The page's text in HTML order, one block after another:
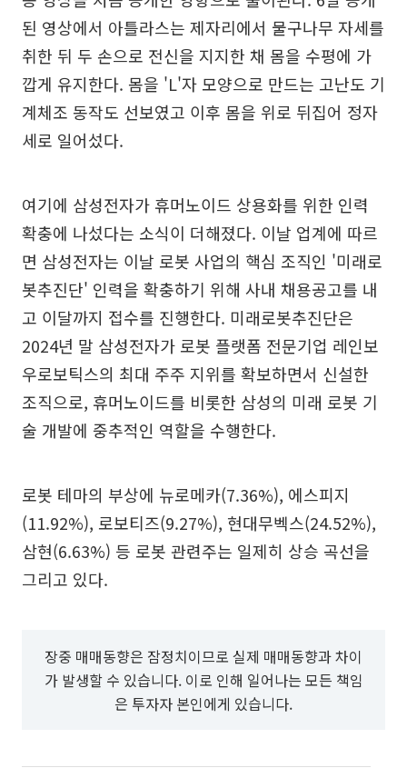
된 영상에서 아틀라스는 제자리에서 물구나무 자세를
취한 뒤 두 손으로 전신을 지지한 채 몸을 수평에 가
깝게 유지한다. 몸을 'L'자 모양으로 만드는 고난도 기
계체조 동작도 선보였고 이후 몸을 위로 뒤집어 정자
세로 일어섰다.
여기에 삼성전자가 휴머노이드 상용화를 위한 인력
확충에 나섰다는 소식이 더해졌다. 이날 업계에 따르
면 삼성전자는 이날 로봇 사업의 핵심 조직인 '미래로
봇추진단' 인력을 확충하기 위해 사내 채용공고를 내
고 이달까지 접수를 진행한다. 미래로봇추진단은
2024년 말 삼성전자가 로봇 플랫폼 전문기업 레인보
우로보틱스의 최대 주주 지위를 확보하면서 신설한
조직으로, 휴머노이드를 비롯한 삼성의 미래 로봇 기
술 개발에 중추적인 역할을 수행한다.
로봇 테마의 부상에 뉴로메카(7.36%), 에스피지
(11.92%), 로보티즈(9.27%), 현대무벡스(24.52%),
삼현(6.63%) 등 로봇 관련주는 일제히 상승 곡선을
그리고 있다.
장중 매매동향은 잠정치이므로 실제 매매동향과 차이
가 발생할 수 있습니다. 이로 인해 일어나는 모든 책임
은 투자자 본인에게 있습니다.